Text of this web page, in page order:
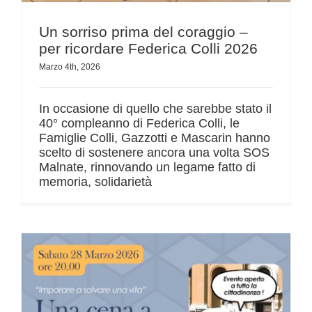
Un sorriso prima del coraggio –
per ricordare Federica Colli 2026
Marzo 4th, 2026
In occasione di quello che sarebbe stato il
40° compleanno di Federica Colli, le
Famiglie Colli, Gazzotti e Mascarin hanno
scelto di sostenere ancora una volta SOS
Malnate, rinnovando un legame fatto di
memoria, solidarietà